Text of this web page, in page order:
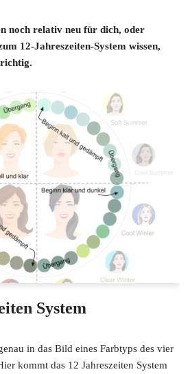
noch relativ neu für dich, oder
12-Jahreszeiten-System wissen,
System
in das Bild eines Farbtyps des vier
kommt das 12 Jahreszeiten System